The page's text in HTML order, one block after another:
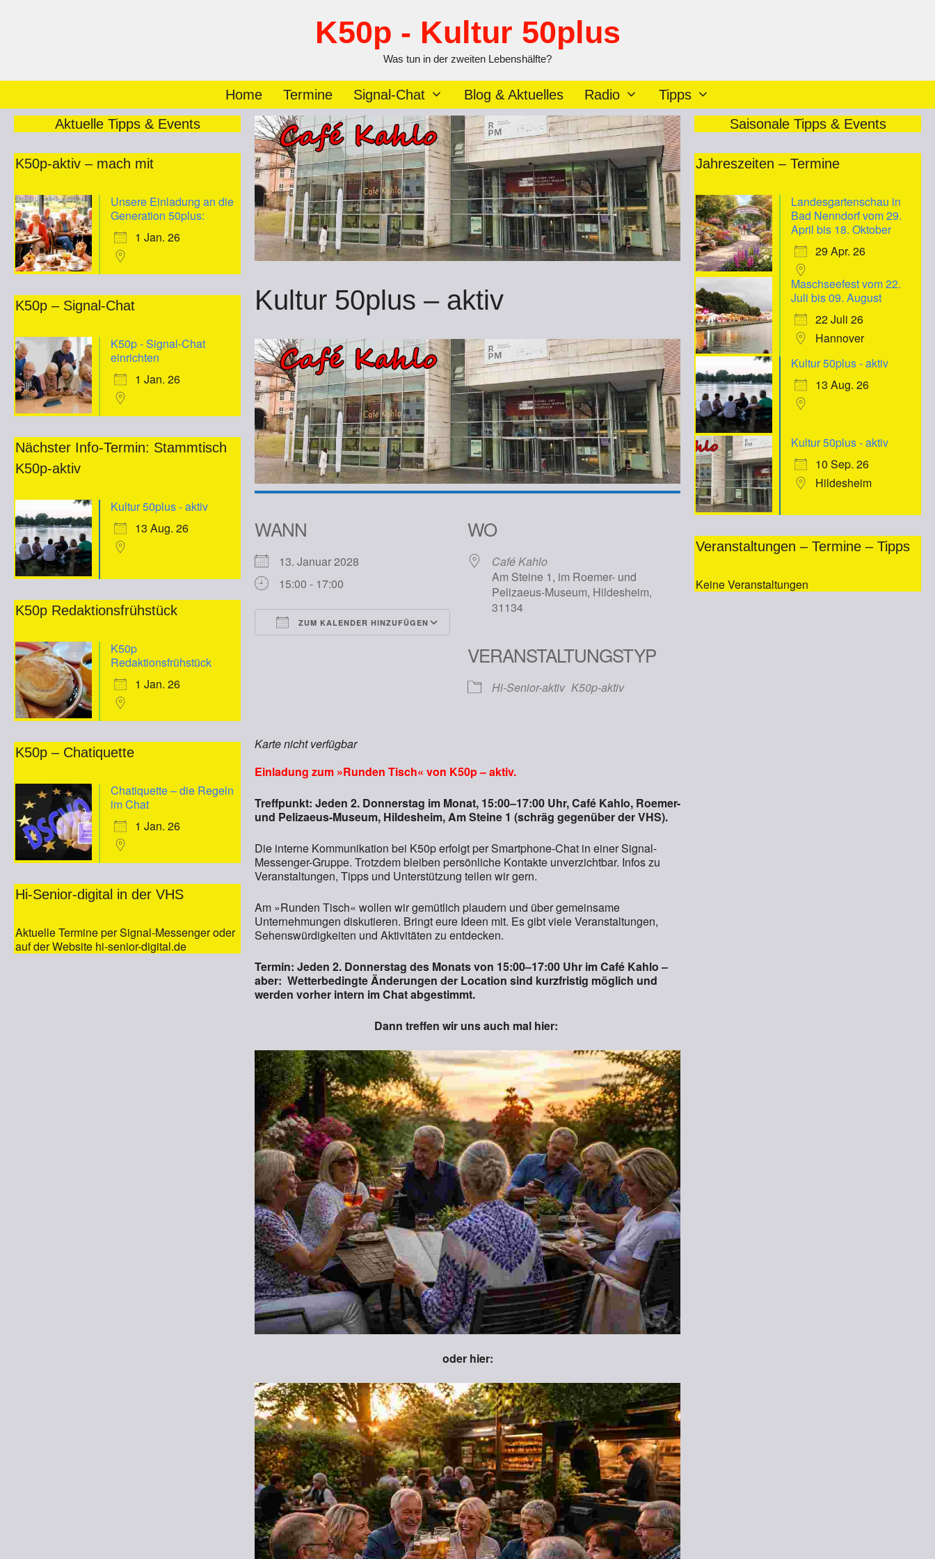
K50p - Kultur 50plus
Was tun in der zweiten Lebenshälfte?
Home Termine Signal-Chat Blog & Aktuelles Radio Tipps
Kultur 50plus – aktiv
WANN
13. Januar 2028
15:00 - 17:00
ZUM KALENDER HINZUFÜGEN
Google Kalender iCalendar
WO
Café Kahlo
Am Steine 1, im Roemer- und
Pelizaeus-Museum, Hildesheim,
31134
VERANSTALTUNGSTYP
Hi-Senior-aktiv K50p-aktiv
Karte nicht verfügbar
Einladung zum »Runden Tisch« von K50p – aktiv.
Treffpunkt: Jeden 2. Donnerstag im Monat, 15:00–17:00 Uhr, Café Kahlo, Roemer-
und Pelizaeus-Museum, Hildesheim, Am Steine 1 (schräg gegenüber der VHS).
Die interne Kommunikation bei K50p erfolgt per Smartphone-Chat in einer Signal-
Messenger-Gruppe. Trotzdem bleiben persönliche Kontakte unverzichtbar. Infos zu
Veranstaltungen, Tipps und Unterstützung teilen wir gern.
Am »Runden Tisch« wollen wir gemütlich plaudern und über gemeinsame
Unternehmungen diskutieren. Bringt eure Ideen mit. Es gibt viele Veranstaltungen,
Sehenswürdigkeiten und Aktivitäten zu entdecken.
Termin: Jeden 2. Donnerstag des Monats von 15:00–17:00 Uhr im Café Kahlo –
aber: Wetterbedingte Änderungen der Location sind kurzfristig möglich und
werden vorher intern im Chat abgestimmt.
Dann treffen wir uns auch mal hier:
oder hier:
Aktuelle Tipps & Events
K50p-aktiv – mach mit
Unsere Einladung an die
Generation 50plus:
1 Jan. 26
K50p – Signal-Chat
K50p - Signal-Chat
einrichten
1 Jan. 26
Nächster Info-Termin: Stammtisch
K50p-aktiv
Kultur 50plus - aktiv
13 Aug. 26
K50p Redaktionsfrühstück
K50p
Redaktionsfrühstück
1 Jan. 26
K50p – Chatiquette
Chatiquette – die Regeln
im Chat
1 Jan. 26
Hi-Senior-digital in der VHS
Aktuelle Termine per Signal-Messenger oder
auf der Website hi-senior-digital.de
Saisonale Tipps & Events
Jahreszeiten – Termine
Landesgartenschau in
Bad Nenndorf vom 29.
April bis 18. Oktober
29 Apr. 26
Maschseefest vom 22.
Juli bis 09. August
22 Juli 26
Hannover
Kultur 50plus - aktiv
13 Aug. 26
Kultur 50plus - aktiv
10 Sep. 26
Hildesheim
Veranstaltungen – Termine – Tipps
Keine Veranstaltungen